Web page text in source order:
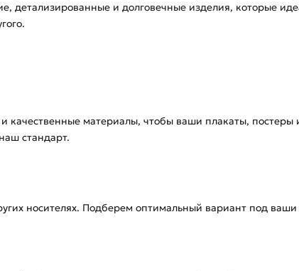
детализированные и долговечные изделия, которые
качественные материалы, чтобы ваши плакаты,
стандарт.
носителях. Подберем оптимальный вариант под ваши